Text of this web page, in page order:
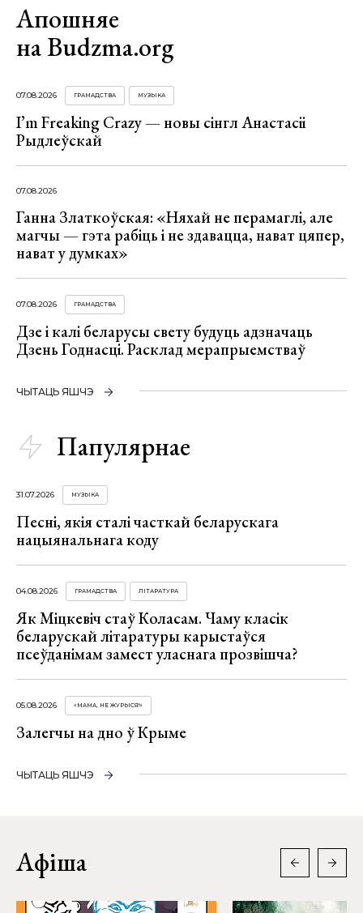
Апошняе
на Budzma.org
07.08.2026 ГРАМАДСТВА МУЗЫКА
I’m Freaking Crazy — новы сінгл Анастасіі
Рыдлеўскай
07.08.2026
Ганна Златкоўская: «Няхай не перамаглі, але
магчы — гэта рабіць і не здавацца, нават цяпер,
нават у думках»
07.08.2026 ГРАМАДСТВА
Дзе і калі беларусы свету будуць адзначаць
Дзень Годнасці. Расклад мерапрыемстваў
ЧЫТАЦЬ ЯШЧЭ
Папулярнае
31.07.2026 МУЗЫКА
Песні, якія сталі часткай беларускага
нацыянальнага коду
04.08.2026 ГРАМАДСТВА ЛІТАРАТУРА
Як Міцкевіч стаў Коласам. Чаму класік
беларускай літаратуры карыстаўся
псеўданімам замест уласнага прозвішча?
05.08.2026 «МАМА, НЕ ЖУРЫСЯ!»
Залегчы на дно ў Крыме
ЧЫТАЦЬ ЯШЧЭ
Афіша